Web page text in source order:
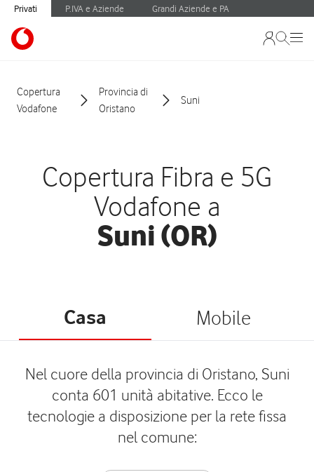
Privati P.IVA e Aziende Grandi Aziende e PA
Copertura
Vodafone
Provincia di
Oristano
Suni
Copertura Fibra e 5G
Vodafone a
Suni (OR)
Casa Mobile
Nel cuore della provincia di Oristano, Suni
conta 601 unità abitative. Ecco le
tecnologie a disposizione per la rete fissa
nel comune: